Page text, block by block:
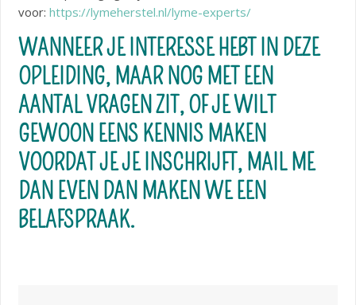
voor:https://lymeherstel.nl/lyme-experts/
WANNEER JE INTERESSE HEBT IN DEZE
OPLEIDING, MAAR NOG MET EEN
AANTAL VRAGEN ZIT, OF JE WILT
GEWOON EENS KENNIS MAKEN
VOORDAT JE JE INSCHRIJFT, MAIL ME
DAN EVEN DAN MAKEN WE EEN
BELAFSPRAAK.